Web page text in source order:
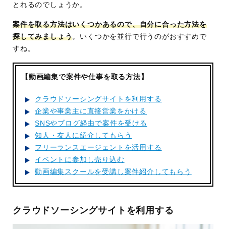
とれるのでしょうか。
案件を取る方法はいくつかあるので、自分に合った方法を
探してみましょう。いくつかを並行で行うのがおすすめで
すね。
【動画編集で案件や仕事を取る方法】
クラウドソーシングサイトを利用する
企業や事業主に直接営業をかける
SNSやブログ経由で案件を受ける
知人・友人に紹介してもらう
フリーランスエージェントを活用する
イベントに参加し売り込む
動画編集スクールを受講し案件紹介してもらう
クラウドソーシングサイトを利用する